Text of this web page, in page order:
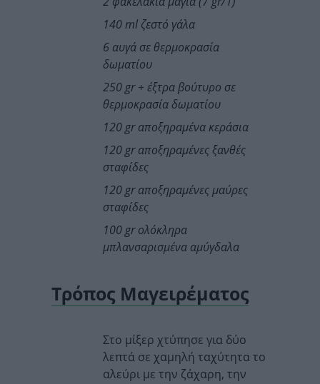
140 ml ζεστό γάλα
6 αυγά σε θερμοκρασία
δωματίου
250 gr+ έξτρα βούτυρο σε
θερμοκρασία δωματίου
120 grαποξηραμένα κεράσια
120 grαποξηραμένες ξανθές
σταφίδες
120 grαποξηραμένες μαύρες
σταφίδες
100 grολόκληρα
μπλανσαρισμένα αμύγδαλα
Τρόπος Μαγειρέματος
Στο μίξερ χτύπησε για δύο
λεπτά σε χαμηλή ταχύτητα το
αλεύρι με την ζάχαρη, την